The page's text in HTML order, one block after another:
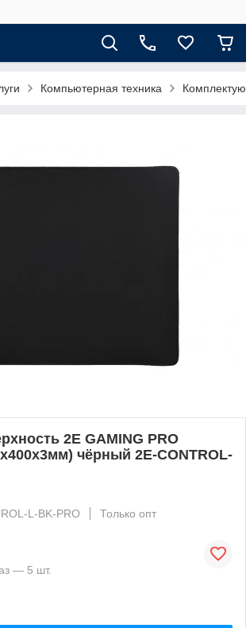
Компьютерная техника
2E GAMING PRO
чёрный 2E-CONTROL-
L-BK-PRO
Только опт
— 5 шт.